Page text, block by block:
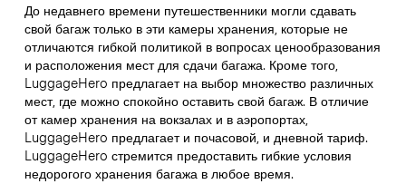
До недавнего времени путешественники могли сдавать
свой багаж только в эти камеры хранения, которые не
отличаются гибкой политикой в вопросах ценообразования
и расположения мест для сдачи багажа. Кроме того,
LuggageHero предлагает на выбор множество различных
мест, где можно спокойно оставить свой багаж. В отличие
от камер хранения на вокзалах и в аэропортах,
LuggageHero предлагает и почасовой, и дневной тариф.
LuggageHero стремится предоставить гибкие условия
недорогого хранения багажа в любое время.